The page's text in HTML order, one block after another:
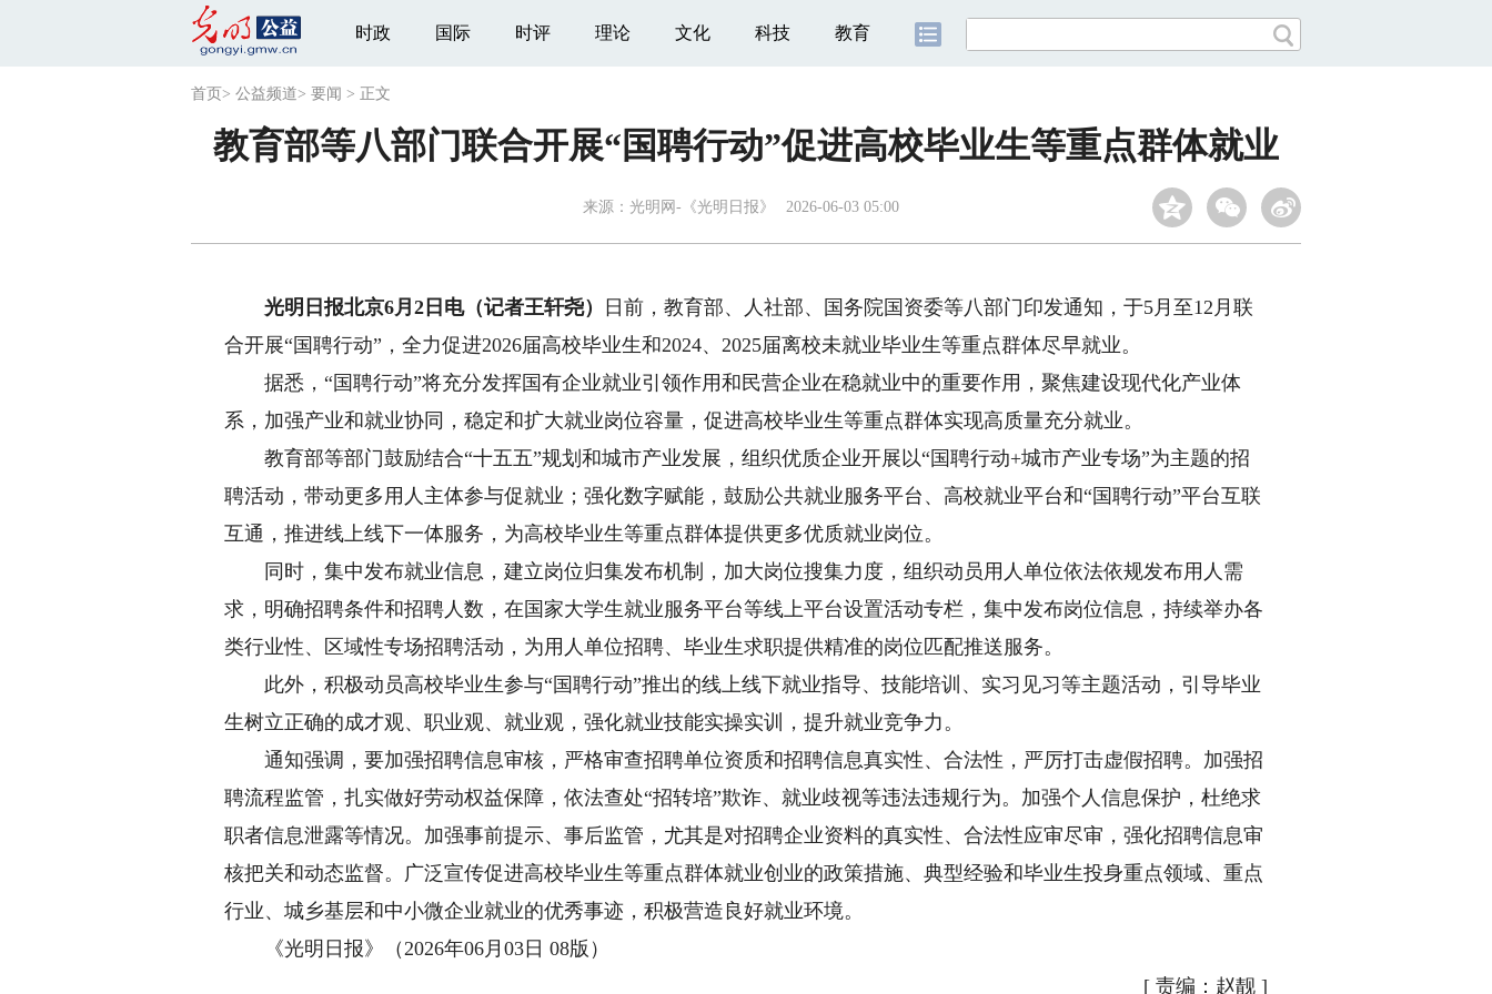
时政 国际 时评 理论 文化 科技 教育
首页 > 公益频道> 要闻 > 正文
教育部等八部门联合开展“国聘行动”促进高校毕业生等重点群体就业
来源： 光明网-《光明日报》 2026-06-03 05:00
光明日报北京6月2日电（记者王轩尧）
日前，教育部、人社部、国务院国资委等八部门印发通知，于5月至12月联
合开展“国聘行动”，全力促进2026届高校毕业生和2024、2025届离校未就业毕业生等重点群体尽早就业。
据悉，“国聘行动”将充分发挥国有企业就业引领作用和民营企业在稳就业中的重要作用，聚焦建设现代化产业体
系，加强产业和就业协同，稳定和扩大就业岗位容量，促进高校毕业生等重点群体实现高质量充分就业。
教育部等部门鼓励结合“十五五”规划和城市产业发展，组织优质企业开展以“国聘行动+城市产业专场”为主题的招
聘活动，带动更多用人主体参与促就业；强化数字赋能，鼓励公共就业服务平台、高校就业平台和“国聘行动”平台互联
互通，推进线上线下一体服务，为高校毕业生等重点群体提供更多优质就业岗位。
同时，集中发布就业信息，建立岗位归集发布机制，加大岗位搜集力度，组织动员用人单位依法依规发布用人需
求，明确招聘条件和招聘人数，在国家大学生就业服务平台等线上平台设置活动专栏，集中发布岗位信息，持续举办各
类行业性、区域性专场招聘活动，为用人单位招聘、毕业生求职提供精准的岗位匹配推送服务。
此外，积极动员高校毕业生参与“国聘行动”推出的线上线下就业指导、技能培训、实习见习等主题活动，引导毕业
生树立正确的成才观、职业观、就业观，强化就业技能实操实训，提升就业竞争力。
通知强调，要加强招聘信息审核，严格审查招聘单位资质和招聘信息真实性、合法性，严厉打击虚假招聘。加强招
聘流程监管，扎实做好劳动权益保障，依法查处“招转培”欺诈、就业歧视等违法违规行为。加强个人信息保护，杜绝求
职者信息泄露等情况。加强事前提示、事后监管，尤其是对招聘企业资料的真实性、合法性应审尽审，强化招聘信息审
核把关和动态监督。广泛宣传促进高校毕业生等重点群体就业创业的政策措施、典型经验和毕业生投身重点领域、重点
行业、城乡基层和中小微企业就业的优秀事迹，积极营造良好就业环境。
《光明日报》（2026年06月03日 08版）
[ 责编：赵靓 ]